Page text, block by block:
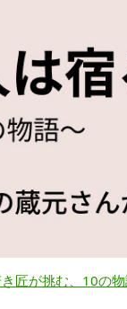
匠が挑む、10の物